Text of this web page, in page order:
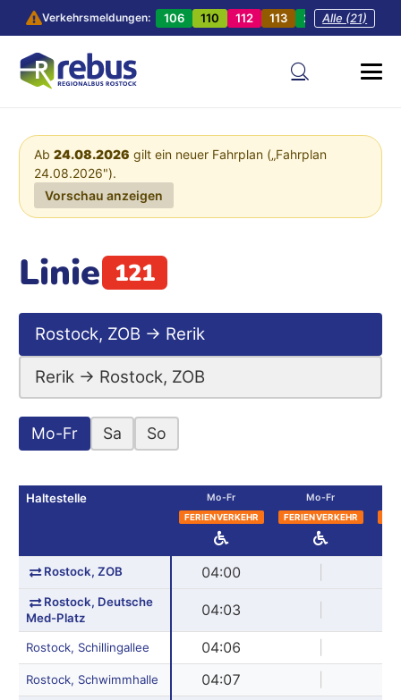
Verkehrsmeldungen: 106 110 112 113 201 202
Alle (21)
Ab 24.08.2026 gilt ein neuer Fahrplan („Fahrplan
24.08.2026").
Vorschau anzeigen
Linie 121
Rostock, ZOB → Rerik
Rerik → Rostock, ZOB
Mo-Fr Sa So
Haltestelle Mo-Fr
FERIENVERKEHR
Mo-Fr
FERIENVERKEHR
Rostock, ZOB 04:00
Rostock, Deutsche
Med-Platz
04:03
Rostock, Schillingallee 04:06
Rostock, Schwimmhalle 04:07